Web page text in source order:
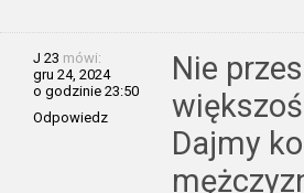
J 23 mówi:
gru 24, 2024
o godzinie 23:50
Odpowiedz
Nie
Dajmy